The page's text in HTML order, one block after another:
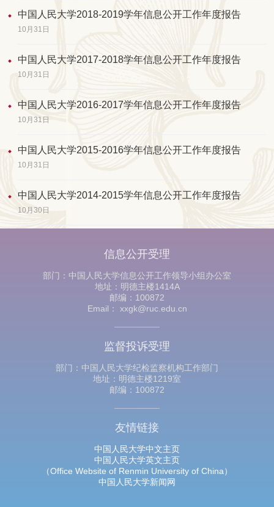
中国人民大学2018-2019学年信息公开工作年度报告
10月31日
中国人民大学2017-2018学年信息公开工作年度报告
10月31日
中国人民大学2016-2017学年信息公开工作年度报告
10月31日
中国人民大学2015-2016学年信息公开工作年度报告
10月31日
中国人民大学2014-2015学年信息公开工作年度报告
10月30日
信息公开受理
部门：中国人民大学信息公开工作领导小组办公室
地址：明德主楼1414A
邮编：100872
Email： xxgk@ruc.edu.cn
监督投诉受理
部门：中国人民大学纪检监察机构工作部门
地址：明德主楼1219室
邮编：100872
友情链接
中国人民大学中文主页
中国人民大学英文主页
（Office Website of Renmin University of China）
中国人民大学新闻网